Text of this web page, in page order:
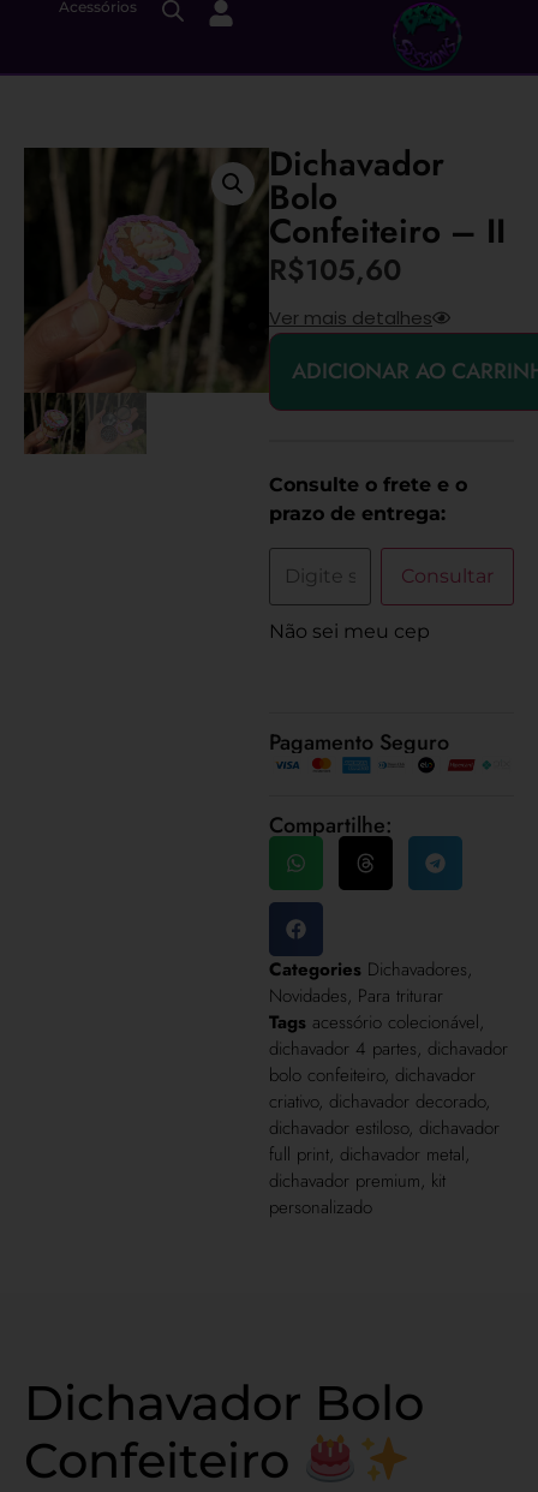
Acessórios
Dichavador
Bolo
Confeiteiro – II
R$105,60
Pagamento Seguro
Compartilhe:
Categories Dichavadores,
Novidades, Para triturar
Tags acessório colecionável,
dichavador 4 partes, dichavador
bolo confeiteiro, dichavador
criativo, dichavador decorado,
dichavador estiloso, dichavador
full print, dichavador metal,
dichavador premium, kit
personalizado
Ver mais detalhes
ADICIONAR AO
Consulte o frete e o
prazo de entrega:
Consultar
Não sei meu cep
Dichavador Bolo
Confeiteiro